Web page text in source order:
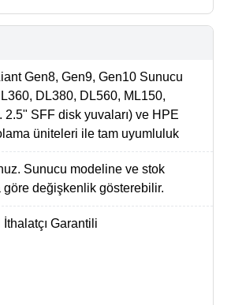
Gen8, Gen9, Gen10 Sunucu
DL380, DL560, ML150,
2.5" SFF disk yuvaları) ve HPE
üniteleri ile tam uyumluluk
Sunucu modeline ve stok
göre değişkenlik gösterebilir.
İthalatçı Garantili